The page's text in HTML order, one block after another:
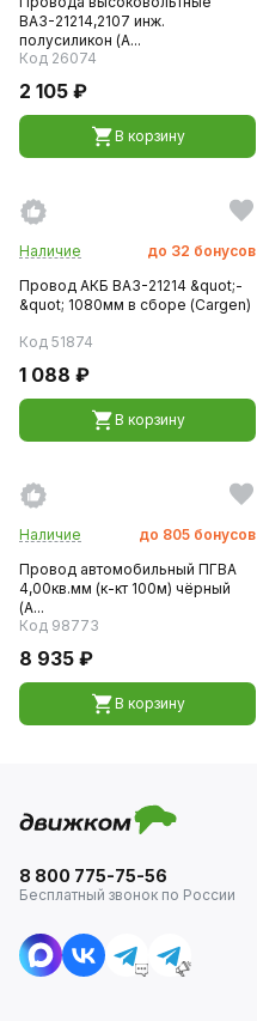
ВАЗ-21214,2107 инж.
полусиликон (А...
Код 26074
2 105 ₽
В корзину
Наличие до 32 бонусов
Провод АКБ ВАЗ-21214 &quot;-
&quot; 1080мм в сборе (Cargen)
Код 51874
1 088 ₽
В корзину
Наличие до 805 бонусов
Провод автомобильный ПГВА
4,00кв.мм (к-кт 100м) чёрный
(А...
Код 98773
8 935 ₽
В корзину
8 800 775-75-56
Бесплатный звонок по России